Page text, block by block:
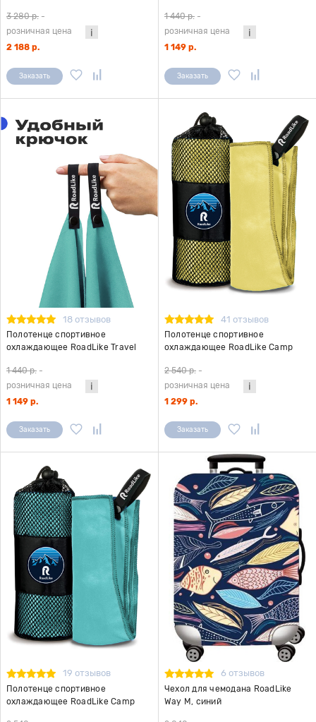
3 280 р. -
розничная цена
2 188 р.
Заказать
1 440 р. -
розничная цена
1 149 р.
Заказать
18 отзывов
Полотенце спортивное
охлаждающее RoadLike Travel
1 440 р. -
розничная цена
1 149 р.
Заказать
41 отзывов
Полотенце спортивное
охлаждающее RoadLike Camp
2 540 р. -
розничная цена
1 299 р.
Заказать
19 отзывов
Полотенце спортивное
охлаждающее RoadLike Camp
6 отзывов
Чехол для чемодана RoadLike
Way M, синий